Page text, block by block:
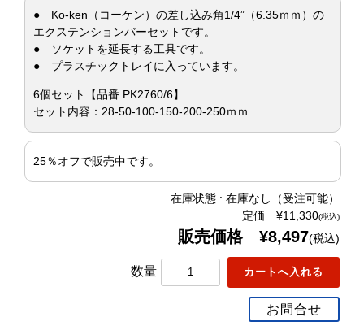
● Ko-ken（コーケン）の差し込み角1/4”（6.35ｍｍ）の
エクステンションバーセットです。
● ソケットを延長する工具です。
● プラスチックトレイに入っています。
6個セット【品番 PK2760/6】
セット内容：28-50-100-150-200-250ｍｍ
25％オフで販売中です。
在庫状態 : 在庫なし（受注可能）
定価 ¥11,330(税込)
販売価格 ¥8,497(税込)
数量
お問合せ